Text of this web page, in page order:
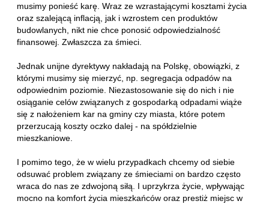
musimy ponieść karę. Wraz ze wzrastającymi kosztami życia
oraz szalejącą inflacją, jak i wzrostem cen produktów
budowlanych, nikt nie chce ponosić odpowiedzialność
finansowej. Zwłaszcza za śmieci.
Jednak unijne dyrektywy nakładają na Polskę, obowiązki, z
którymi musimy się mierzyć, np. segregacja odpadów na
odpowiednim poziomie. Niezastosowanie się do nich i nie
osiąganie celów związanych z gospodarką odpadami wiąże
się z nałożeniem kar na gminy czy miasta, które potem
przerzucają koszty oczko dalej - na spółdzielnie
mieszkaniowe.
I pomimo tego, że w wielu przypadkach chcemy od siebie
odsuwać problem związany ze śmieciami on bardzo często
wraca do nas ze zdwojoną siłą. I uprzykrza życie, wpływając
mocno na komfort życia mieszkańców oraz prestiż miejsc w